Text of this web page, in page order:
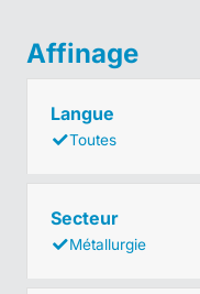
Affinage
Langue
Toutes
Secteur
Métallurgie